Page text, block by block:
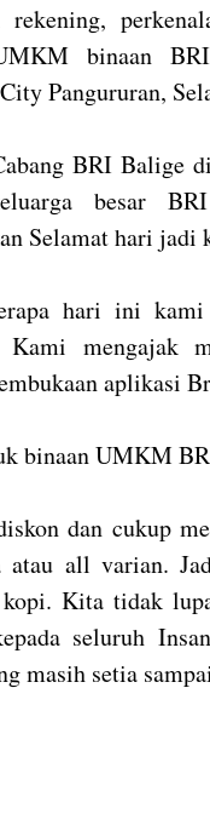
rekening,
binaan
Pangururan,
BRI Balige
besar
Selamat hari jadi
hari ini
Kami mengajak
aplikasi
binaan UMKM
dan cukup
atau all varian.
Kita tidak
seluruh
masih setia